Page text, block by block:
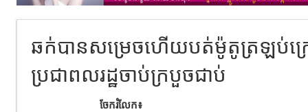
ឆក់បានសម្រេចហើយបត់ម៉ូតូត្រឡប់ក្
ប្រជាពលរដ្ឋចាប់ក្របួចជាប់
ចែករំលែក៖